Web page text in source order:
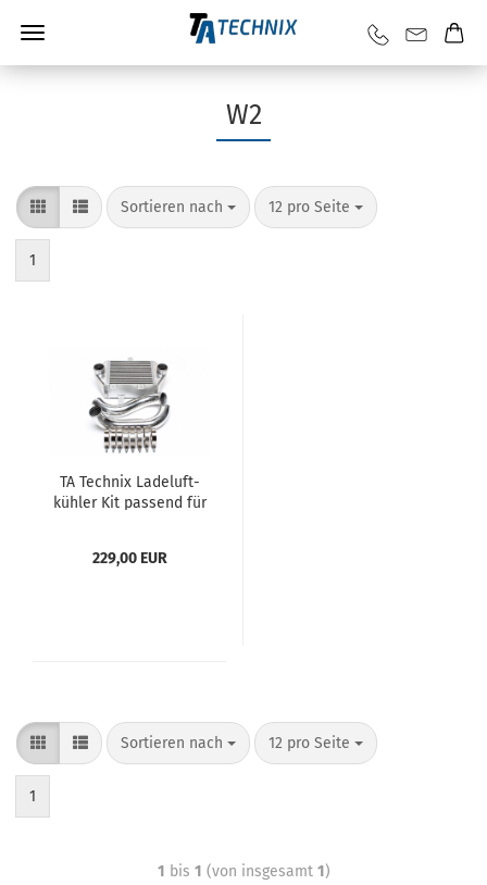
W2
Sortieren nach 12 pro Seite
1
TA Tech­nix La­de­luft­
küh­ler Kit pas­send für
229,00 EUR
Sortieren nach 12 pro Seite
1
1 bis 1 (von insgesamt 1)